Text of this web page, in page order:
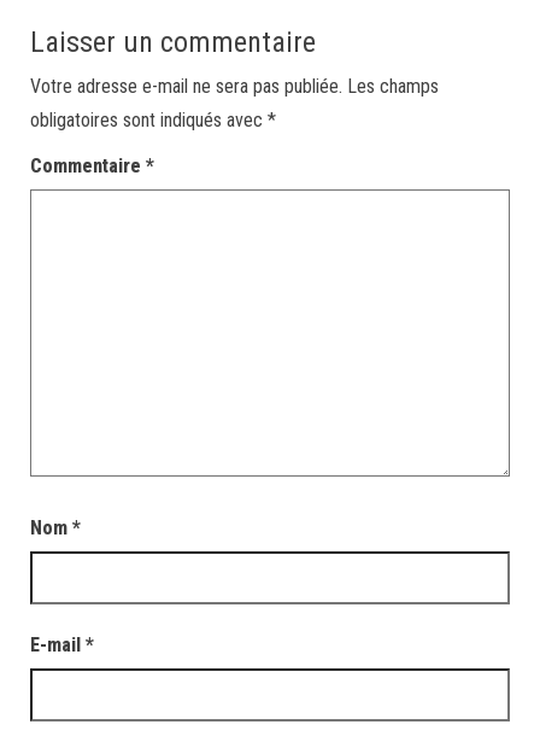
Laisser un commentaire
Votre adresse e-mail ne sera pas publiée. Les champs
obligatoires sont indiqués avec *
Commentaire *
Nom *
E-mail *